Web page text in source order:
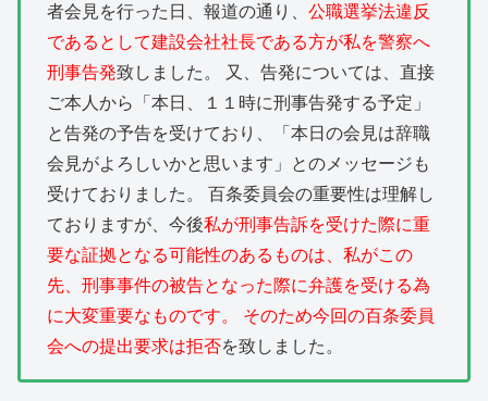
者会見を行った日、報道の通り、 公職選挙法違反
であるとして建設会社社長である方が私を警察へ
刑事告発致しました。 又、告発については、直接
ご本人から「本日、１１時に刑事告発する予定」
と告発の予告を受けており、「本日の会見は辞職
会見がよろしいかと思います」とのメッセージも
受けておりました。 百条委員会の重要性は理解し
ておりますが、今後私が刑事告訴を受けた際に重
要な証拠となる可能性のあるものは、私がこの
先、刑事事件の被告となった際に弁護を受ける為
に大変重要なものです。 そのため今回の百条委員
会への提出要求は拒否を致しました。